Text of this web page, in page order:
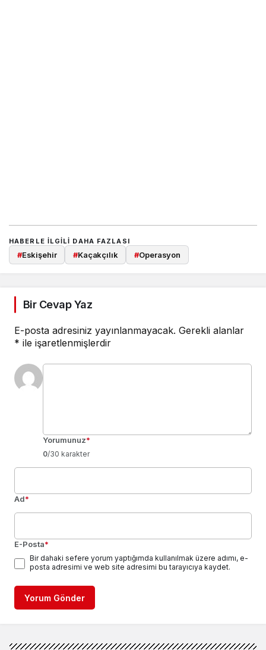
HABERLE ILGILI DAHA FAZLASI
#Eskişehir #Kaçakçılık #Operasyon
Bir Cevap Yaz
E-posta adresiniz yayınlanmayacak. Gerekli alanlar
* ile işaretlenmişlerdir
Yorumunuz*
0/30 karakter
Ad*
E-Posta*
Bir dahaki sefere yorum yaptığımda kullanılmak üzere adımı, e-
posta adresimi ve web site adresimi bu tarayıcıya kaydet.
Yorum Gönder